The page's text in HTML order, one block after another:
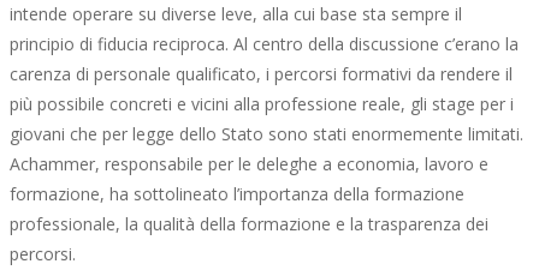
intende operare su diverse leve, alla cui base sta sempre il
principio di fiducia reciproca. Al centro della discussione c’erano la
carenza di personale qualificato, i percorsi formativi da rendere il
più possibile concreti e vicini alla professione reale, gli stage per i
giovani che per legge dello Stato sono stati enormemente limitati.
Achammer, responsabile per le deleghe a economia, lavoro e
formazione, ha sottolineato l’importanza della formazione
professionale, la qualità della formazione e la trasparenza dei
percorsi.